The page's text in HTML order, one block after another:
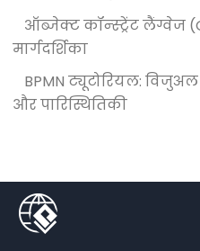
ऑब्जेक्ट कॉन्स्ट्रेंट लैंग्वेज
मार्गदर्शिका
BPMN ट्यूटोरियल:
और पारिस्थितिकी